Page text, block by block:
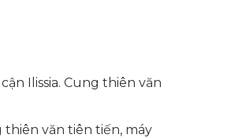
Ilissia. Cung thiên văn
văn tiên tiến, máy